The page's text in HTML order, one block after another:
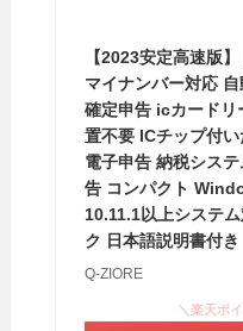
【2023安定高速版
マイナンバー対応
確定申告 icカードリ
置不要 ICチップ付
電子申告 納税シス
告 コンパクト
10.11.1以上システ
ク 日本語説明書付き
Q-ZIORE
＼楽天ポ